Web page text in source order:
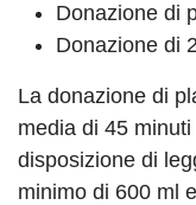
Donazione di
Donazione di
La donazione di
media di 45
disposizione di
minimo di 600 ml